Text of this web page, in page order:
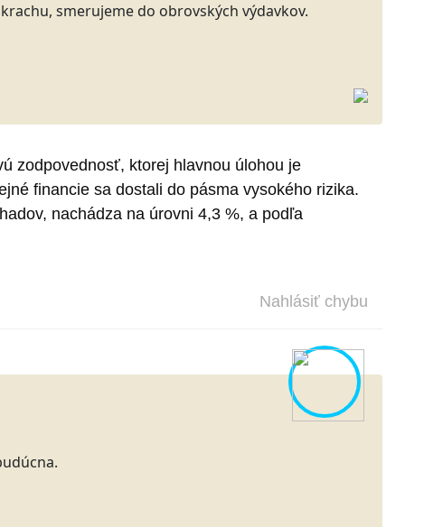
smerujeme do obrovských výdavkov.
zodpovednosť, ktorej hlavnou úlohou je
financie sa dostali do pásma vysokého rizika.
nachádza na úrovni 4,3 %, a podľa
Nahlásiť chybu